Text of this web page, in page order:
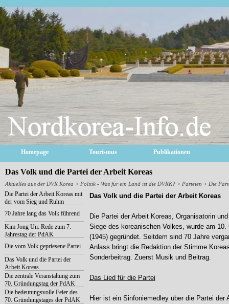
Homepage Tourismus Publikationen
Das Volk und die Partei der Arbeit Koreas
Aktuelles aus der DVR Korea > Politik - Was für ein Land ist die DVRK?> Parteien > Die
Die Partei der Arbeit Koreas mit
der vom Sieg und Ruhm
gekrönten 70-jährigen
Geschichte
70 Jahre lang das Volk führend
Kim Jong Un: Rede zum 7.
Jahrestag der PdAK
Die vom Volk gepriesene Partei
Das Volk und die Partei der
Arbeit Koreas
Die zentrale Veranstaltung zum
70. Gründungstag der PdAK
Die bedeutungsvolle Feier des
70. Gründungstages der PdAK
Das Volk und die Partei der Arbeit Koreas
Die Partei der Arbeit Koreas, Organisatorin
Siege des koreanischen Volkes, wurde am 10.
(1945) gegründet. Seitdem sind 70 Jahre
Anlass bringt die Redaktion der Stimme
Sonderbeitrag. Zuerst Musik und Beitrag.
Das Lied für die Partei
Hier ist ein Sinfoniemedley über die Partei der